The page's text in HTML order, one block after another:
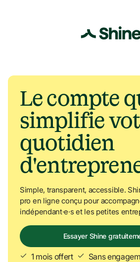
simplifie
quotidien
Simple, transparent, accessible.
pro en ligne conçu pour
indépendant·e·s et les petites
Essayer Shine
1 mois offert Sans